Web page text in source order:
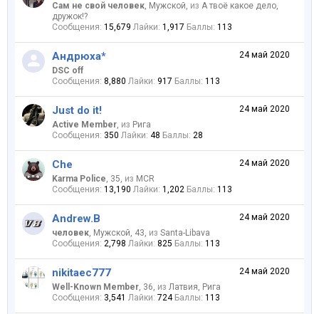
Сам не свой человек, Мужской, из А твоё какое дело,
дружок!?
Сообщения: 15,679 Лайки: 1,917 Баллы: 113
24 май 2020
Андрюха*
DSC off
Сообщения: 8,880 Лайки: 917 Баллы: 113
24 май 2020
Just do it!
Active Member, из Рига
Сообщения: 350 Лайки: 48 Баллы: 28
24 май 2020
Che
Karma Police, 35, из MCR
Сообщения: 13,190 Лайки: 1,202 Баллы: 113
24 май 2020
Andrew.B
человек, Мужской, 43, из Santa-Libava
Сообщения: 2,798 Лайки: 825 Баллы: 113
24 май 2020
nikitaec777
Well-Known Member, 36, из Латвия, Рига
Сообщения: 3,541 Лайки: 724 Баллы: 113